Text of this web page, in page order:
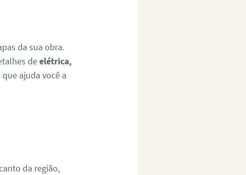
da sua obra.
deelétrica,
ajuda você a
da região,